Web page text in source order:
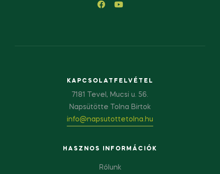
KAPCSOLATFELVÉTEL
7181 Tevel, Mucsi u. 56.
Napsütötte Tolna Birtok
info@napsutottetolna.hu
HASZNOS INFORMÁCIÓK
Rólunk